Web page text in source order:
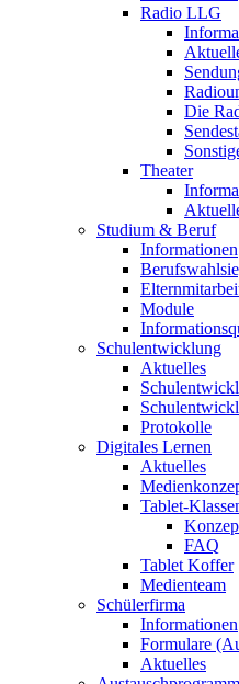
Radio LLG
Die
Theater
Studium & Beruf
Informationen
Module
Schulentwicklung
Aktuelles
Protokolle
Digitales Lernen
Aktuelles
Tablet-
FAQ
Tablet Koffer
Medienteam
Schülerfirma
Informationen
Formulare
Aktuelles